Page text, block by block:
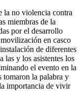
la no violencia contra
miembras de la
por el desarrollo
en casco
de diferentes
las y los asistentes los
el evento en la
tomaron la palabra y
importancia de vivir